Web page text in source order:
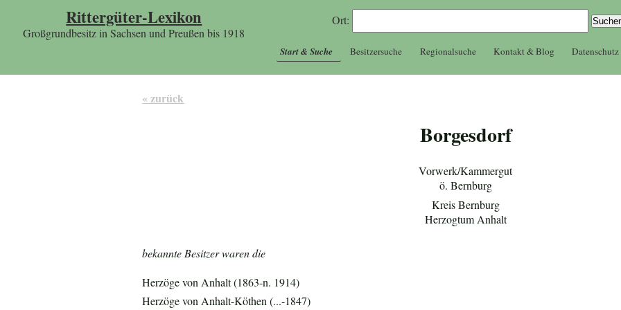
Rittergüter-Lexikon
Großgrundbesitz in Sachsen und Preußen bis 1918
Ort:
Start & Suche Besitzersuche Regionalsuche Kontakt & Blog Datenschutz
« zurück
Borgesdorf
Vorwerk/Kammergut
ö. Bernburg
Kreis Bernburg
Herzogtum Anhalt
bekannte Besitzer waren die
Herzöge von Anhalt (1863-n. 1914)
Herzöge von Anhalt-Köthen (...-1847)